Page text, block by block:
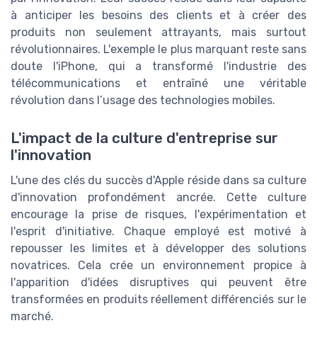
à anticiper les besoins des clients et à créer des
produits non seulement attrayants, mais surtout
révolutionnaires. L'exemple le plus marquant reste sans
doute l'iPhone, qui a transformé l'industrie des
télécommunications et entraîné une véritable
révolution dans l’usage des technologies mobiles.
L'impact de la culture d'entreprise sur
l'innovation
L'une des clés du succès d'Apple réside dans sa culture
d'innovation profondément ancrée. Cette culture
encourage la prise de risques, l'expérimentation et
l'esprit d'initiative. Chaque employé est motivé à
repousser les limites et à développer des solutions
novatrices. Cela crée un environnement propice à
l'apparition d'idées disruptives qui peuvent être
transformées en produits réellement différenciés sur le
marché.